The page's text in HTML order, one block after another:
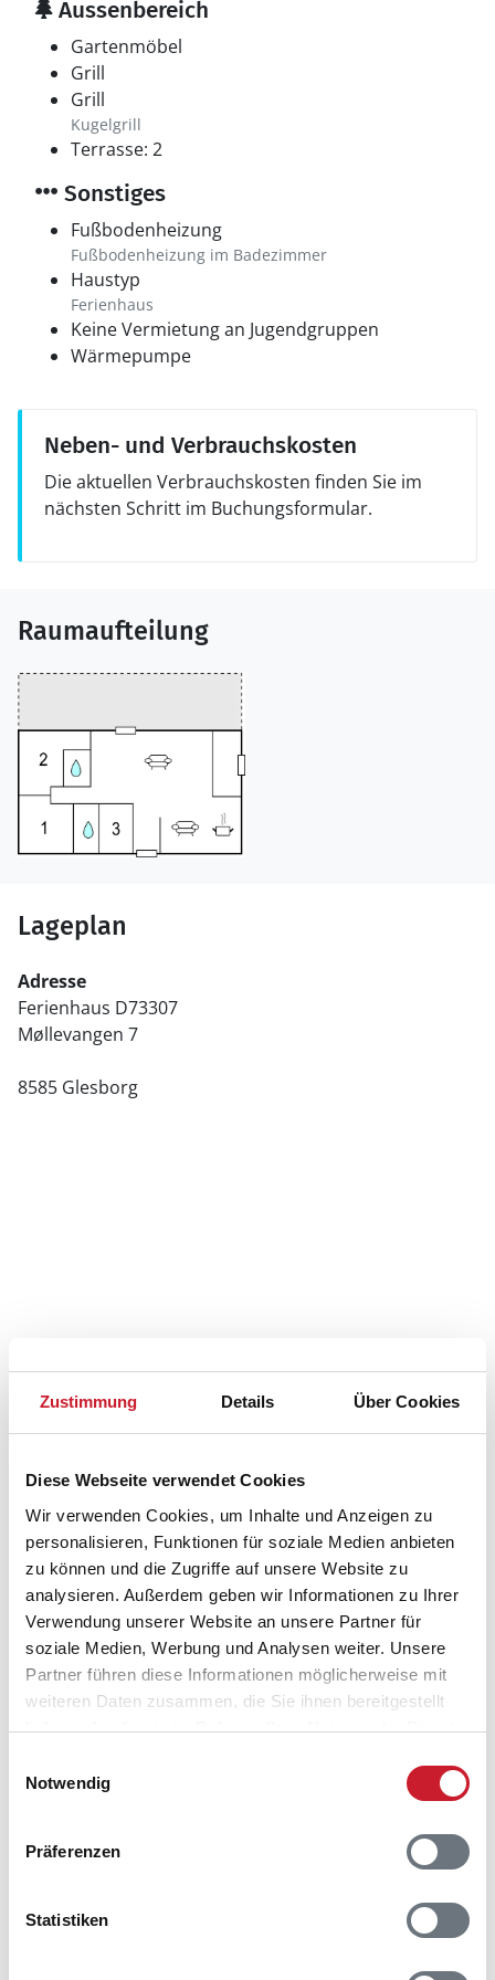
Zustimmung Details Über Cookies
Diese Webseite verwendet Cookies
Wir verwenden Cookies, um Inhalte und Anzeigen zu
personalisieren, Funktionen für soziale Medien anbieten
zu können und die Zugriffe auf unsere Website zu
analysieren. Außerdem geben wir Informationen zu Ihrer
Verwendung unserer Website an unsere Partner für
soziale Medien, Werbung und Analysen weiter. Unsere
Partner führen diese Informationen möglicherweise mit
weiteren Daten zusammen, die Sie ihnen bereitgestellt
haben oder die sie im Rahmen Ihrer Nutzung der Dienste
Notwendig
Präferenzen
Statistiken
Aussenbereich
Gartenmöbel
Grill
Grill
Kugelgrill
Terrasse: 2
Sonstiges
Fußbodenheizung
Fußbodenheizung im Badezimmer
Haustyp
Ferienhaus
Keine Vermietung an Jugendgruppen
Wärmepumpe
Neben- und Verbrauchskosten
Die aktuellen Verbrauchskosten finden Sie im
nächsten Schritt im Buchungsformular.
Raumaufteilung
Lageplan
Adresse
Ferienhaus D73307
Møllevangen 7
8585 Glesborg
Belegungskalender
Reisedauer auswählen
Anzahl Reisende auswählen
Anreisetag im Belegungskalender anklicken
Sie bekommen Verfügbarkeit und Preis angezeigt
Reisedauer
Reisezeitraumes auch Änderungen bei der
Hausbeschreibung und/oder der Ausstattung ergeben
gewählter Zeitraum